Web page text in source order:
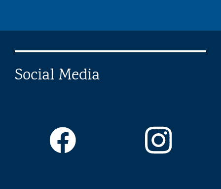
Social Media